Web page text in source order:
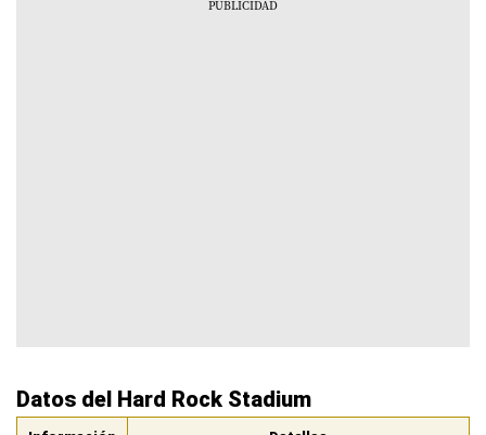
Datos del Hard Rock Stadium